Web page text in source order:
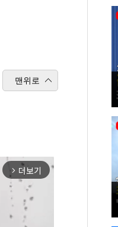
맨위로
arrow_forward_ios 더보기